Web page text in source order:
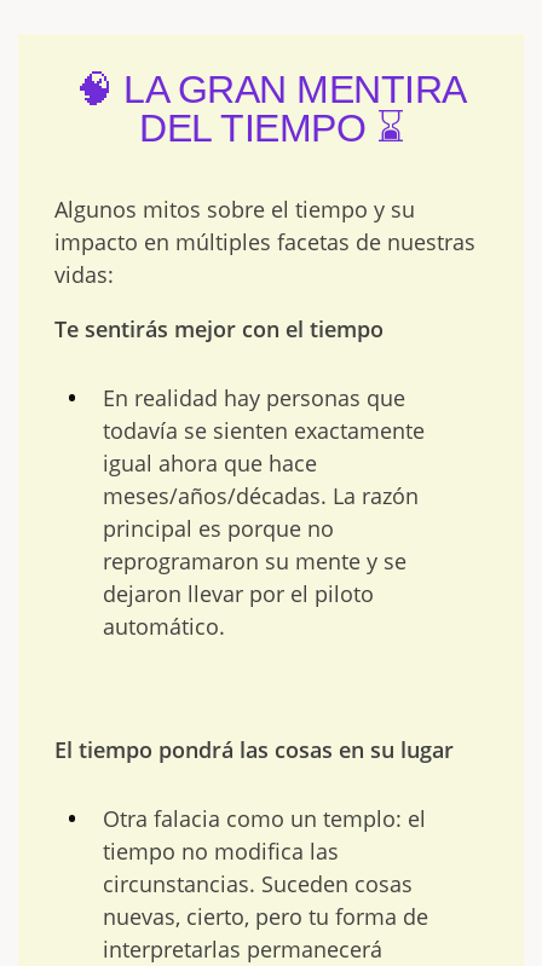
🧠 LA GRAN MENTIRA
DEL TIEMPO ⌛
Algunos mitos sobre el tiempo y su
impacto en múltiples facetas de nuestras
vidas:
Te sentirás mejor con el tiempo
En realidad hay personas que
todavía se sienten exactamente
igual ahora que hace
meses/años/décadas. La razón
principal es porque no
reprogramaron su mente y se
dejaron llevar por el piloto
automático.
El tiempo pondrá las cosas en su lugar
Otra falacia como un templo: el
tiempo no modifica las
circunstancias. Suceden cosas
nuevas, cierto, pero tu forma de
interpretarlas permanecerá